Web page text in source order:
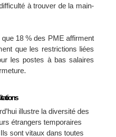
à trouver de la main-
18 % des PME affirment
que les restrictions liées
les postes à bas salaires
illustre la diversité des
étrangers temporaires
sont vitaux dans toutes